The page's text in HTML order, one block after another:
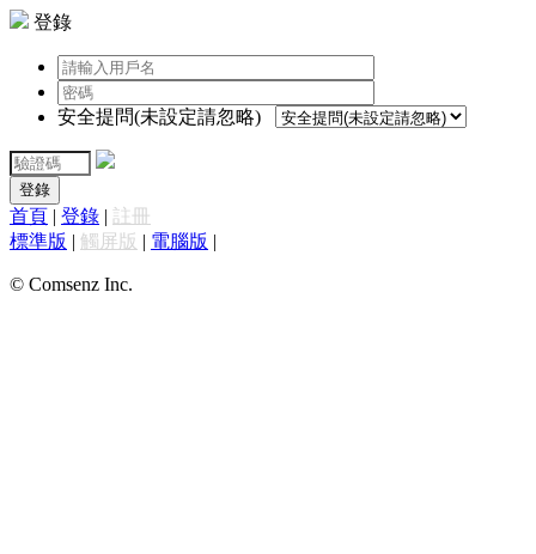
登錄
安全提問(未設定請忽略)
登錄
首頁 | 登錄 | 註冊
標準版 | 觸屏版 | 電腦版 |
© Comsenz Inc.